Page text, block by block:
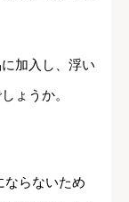
加入し、浮い
ょうか。
らないため